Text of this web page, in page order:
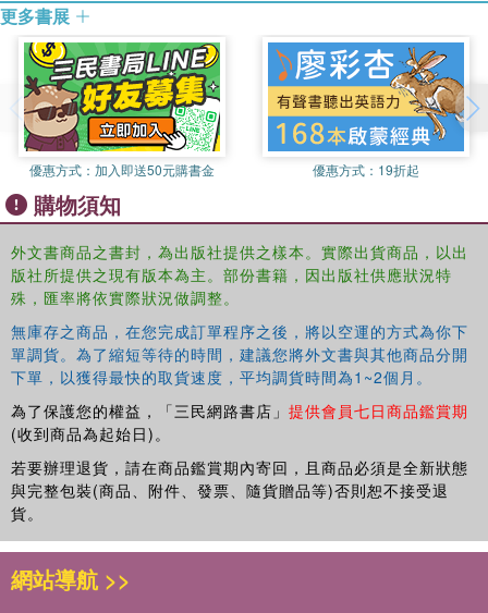
更多書展
優惠方式： 加入即送50元購書金 優惠方式： 19折起
購物須知
外文書商品之書封，為出版社提供之樣本。實際出貨商品，以出
版社所提供之現有版本為主。部份書籍，因出版社供應狀況特
殊，匯率將依實際狀況做調整。
無庫存之商品，在您完成訂單程序之後，將以空運的方式為你下
單調貨。為了縮短等待的時間，建議您將外文書與其他商品分開
下單，以獲得最快的取貨速度，平均調貨時間為1~2個月。
為了保護您的權益，「三民網路書店」 提供會員七日商品鑑賞期
(收到商品為起始日)。
若要辦理退貨，請在商品鑑賞期內寄回，且商品必須是全新狀態
與完整包裝(商品、附件、發票、隨貨贈品等)否則恕不接受退
貨。
網站導航 >>